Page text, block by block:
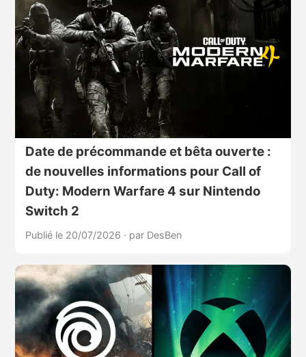
Date de précommande et bêta ouverte :
de nouvelles informations pour Call of
Duty: Modern Warfare 4 sur Nintendo
Switch 2
Publié le 20/07/2026 · par DesBen